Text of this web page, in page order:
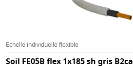
Echelle individuelle flexible
Soil FE05B flex 1x185 sh gris B2ca